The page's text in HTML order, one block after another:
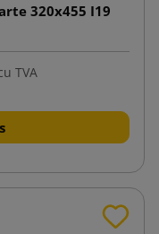
320x455 I19
TVA